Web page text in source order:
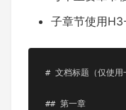
子章节使用
# 文档标题（仅使用
## 第一章